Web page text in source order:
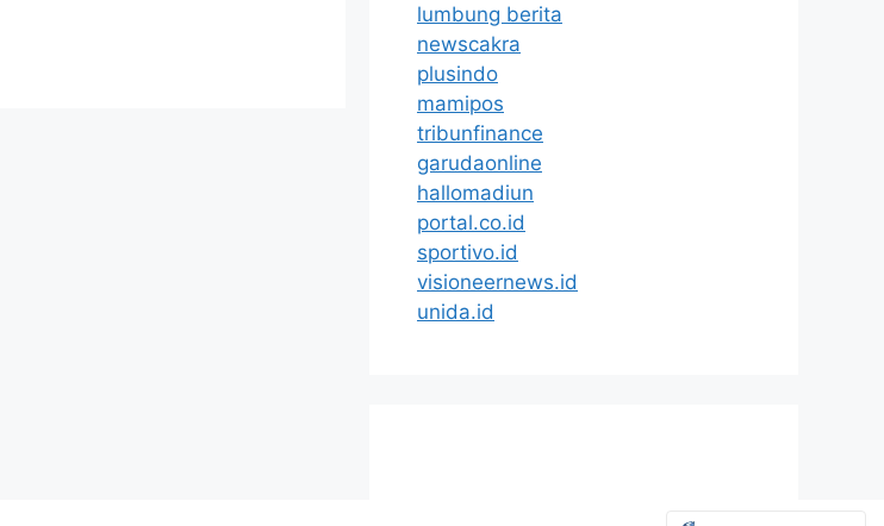
lumbung berita
newscakra
plusindo
mamipos
tribunfinance
garudaonline
hallomadiun
portal.co.id
sportivo.id
visioneernews.id
unida.id